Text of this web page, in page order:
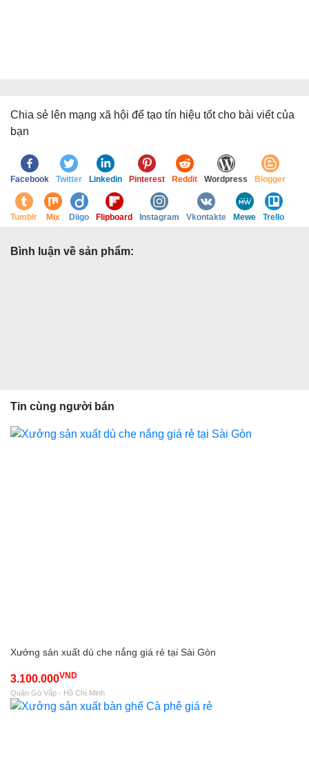
Chia sẻ lên mạng xã hội để tạo tín hiệu tốt cho bài viết của
bạn
Facebook Twitter Linkedin Pinterest Reddit Wordpress Blogger
Tumblr Mix Diigo Flipboard Instagram Vkontakte Mewe Trello
Bình luận về sản phẩm:
Tin cùng người bán
Xưởng sản xuất dù che nắng giá rẻ tại Sài Gòn
3.100.000VND
Quận Gò Vấp - Hồ Chí Minh